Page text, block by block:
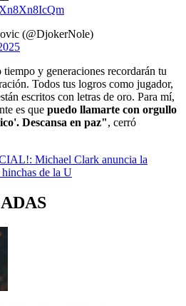
(@DjokerNole)
y generaciones recordarán tu
Todos tus logros como jugador,
escritos con letras de oro. Para mí,
es que puedo llamarte con orgullo
Descansa en paz", cerró
Michael Clark anuncia la
hinchas de la U